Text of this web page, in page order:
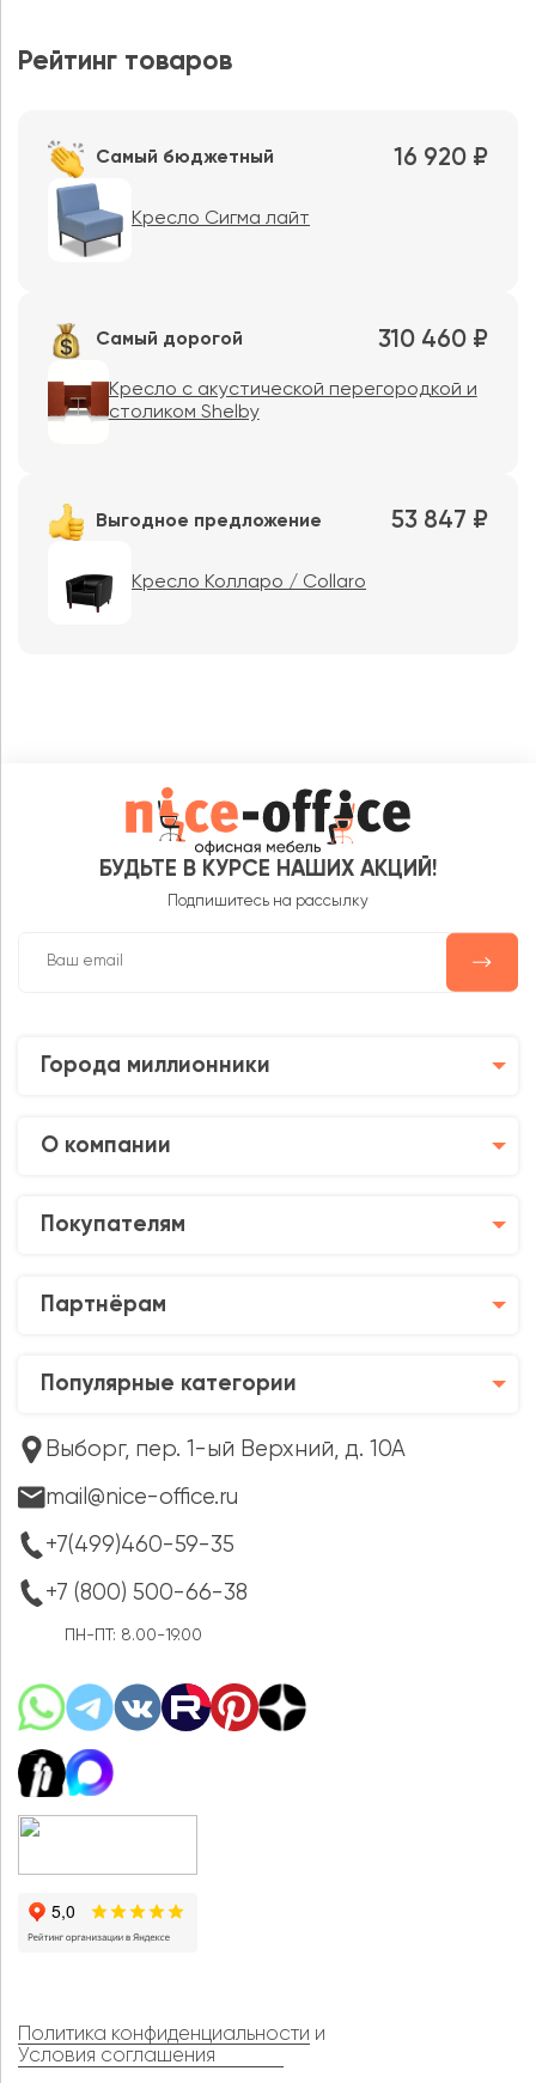
Рейтинг товаров
Самый бюджетный 16 920 ₽
Кресло Сигма лайт
Самый дорогой 310 460 ₽
Кресло с акустической перегородкой и
столиком Shelby
Выгодное предложение 53 847 ₽
Кресло Колларо / Collaro
БУДЬТЕ В КУРСЕ НАШИХ АКЦИЙ!
Подпишитесь на рассылку
Города миллионники
О компании
Покупателям
Партнёрам
Популярные категории
Выборг, пер. 1-ый Верхний, д. 10А
mail@nice-office.ru
+7(499)460-59-35
+7 (800) 500-66-38
ПН-ПТ: 8.00-19.00
Политика конфиденциальности и
Условия соглашения